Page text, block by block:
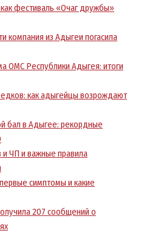
фестиваль «Очаг дружбы»
компания из Адыгеи погасила
ОМС Республики Адыгея: итоги
как адыгейцы возрождают
бал в Адыгее: рекордные
и ЧП и важные правила
симптомы и какие
207 сообщений о